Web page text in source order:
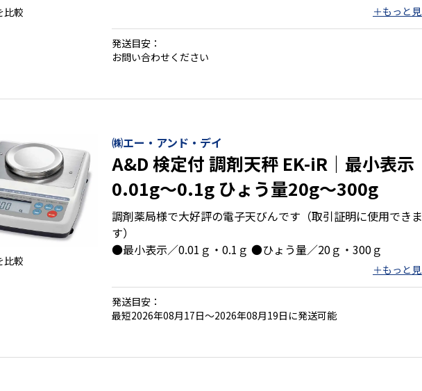
比較
発送目安：
お問い合わせください
比較
㈱エー・アンド・デイ
A&D 検定付 調剤天秤 EK-iR｜最小表示
0.01g～0.1g ひょう量20g～300g
調剤薬局様で大好評の電子天びんです（取引証明に使用できま
す）
●最小表示／0.01ｇ・0.1ｇ ●ひょう量／20ｇ・300ｇ
発送目安：
最短2026年08月17日～2026年08月19日に発送可能